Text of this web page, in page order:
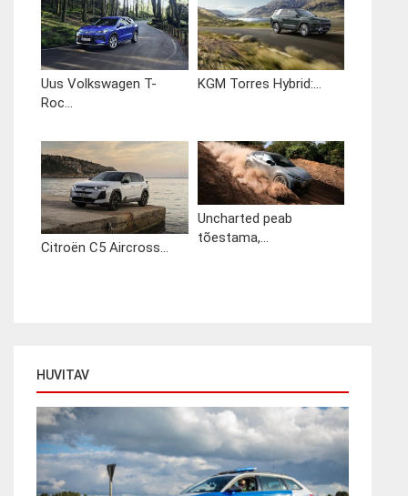
Uus Volkswagen T-
Roc...
KGM Torres Hybrid:...
Citroën C5 Aircross...
Uncharted peab
tõestama,...
HUVITAV